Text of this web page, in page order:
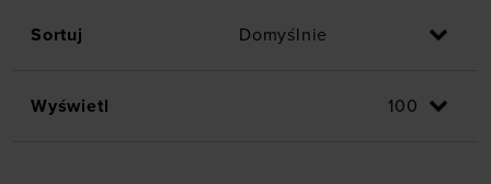
Sortuj
Wyświetl